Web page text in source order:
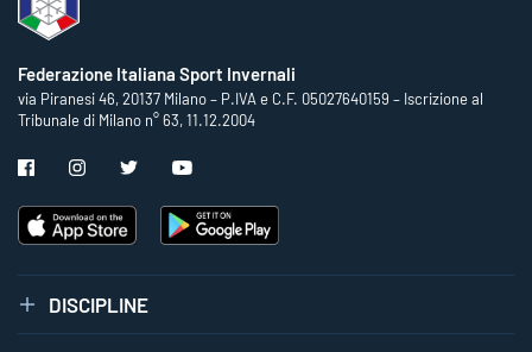
Federazione Italiana Sport Invernali
via Piranesi 46, 20137 Milano – P.IVA e C.F. 05027640159 – Iscrizione al
Tribunale di Milano n° 63, 11.12.2004
DISCIPLINE